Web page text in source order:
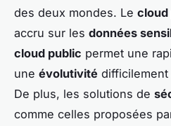
des deux mondes. Le cloud
accru sur les données
cloud public permet une
une évolutivité difficilement
De plus, les solutions de
comme celles proposées